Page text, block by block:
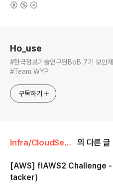
Ho_use
#한국정보기술연구원BoB 7기 보안제품개발 트랙 수료생
#Team WYP
구독하기
Infra/CloudSecurity 의 다른 글
[AWS] flAWS2 Challenge
tacker)